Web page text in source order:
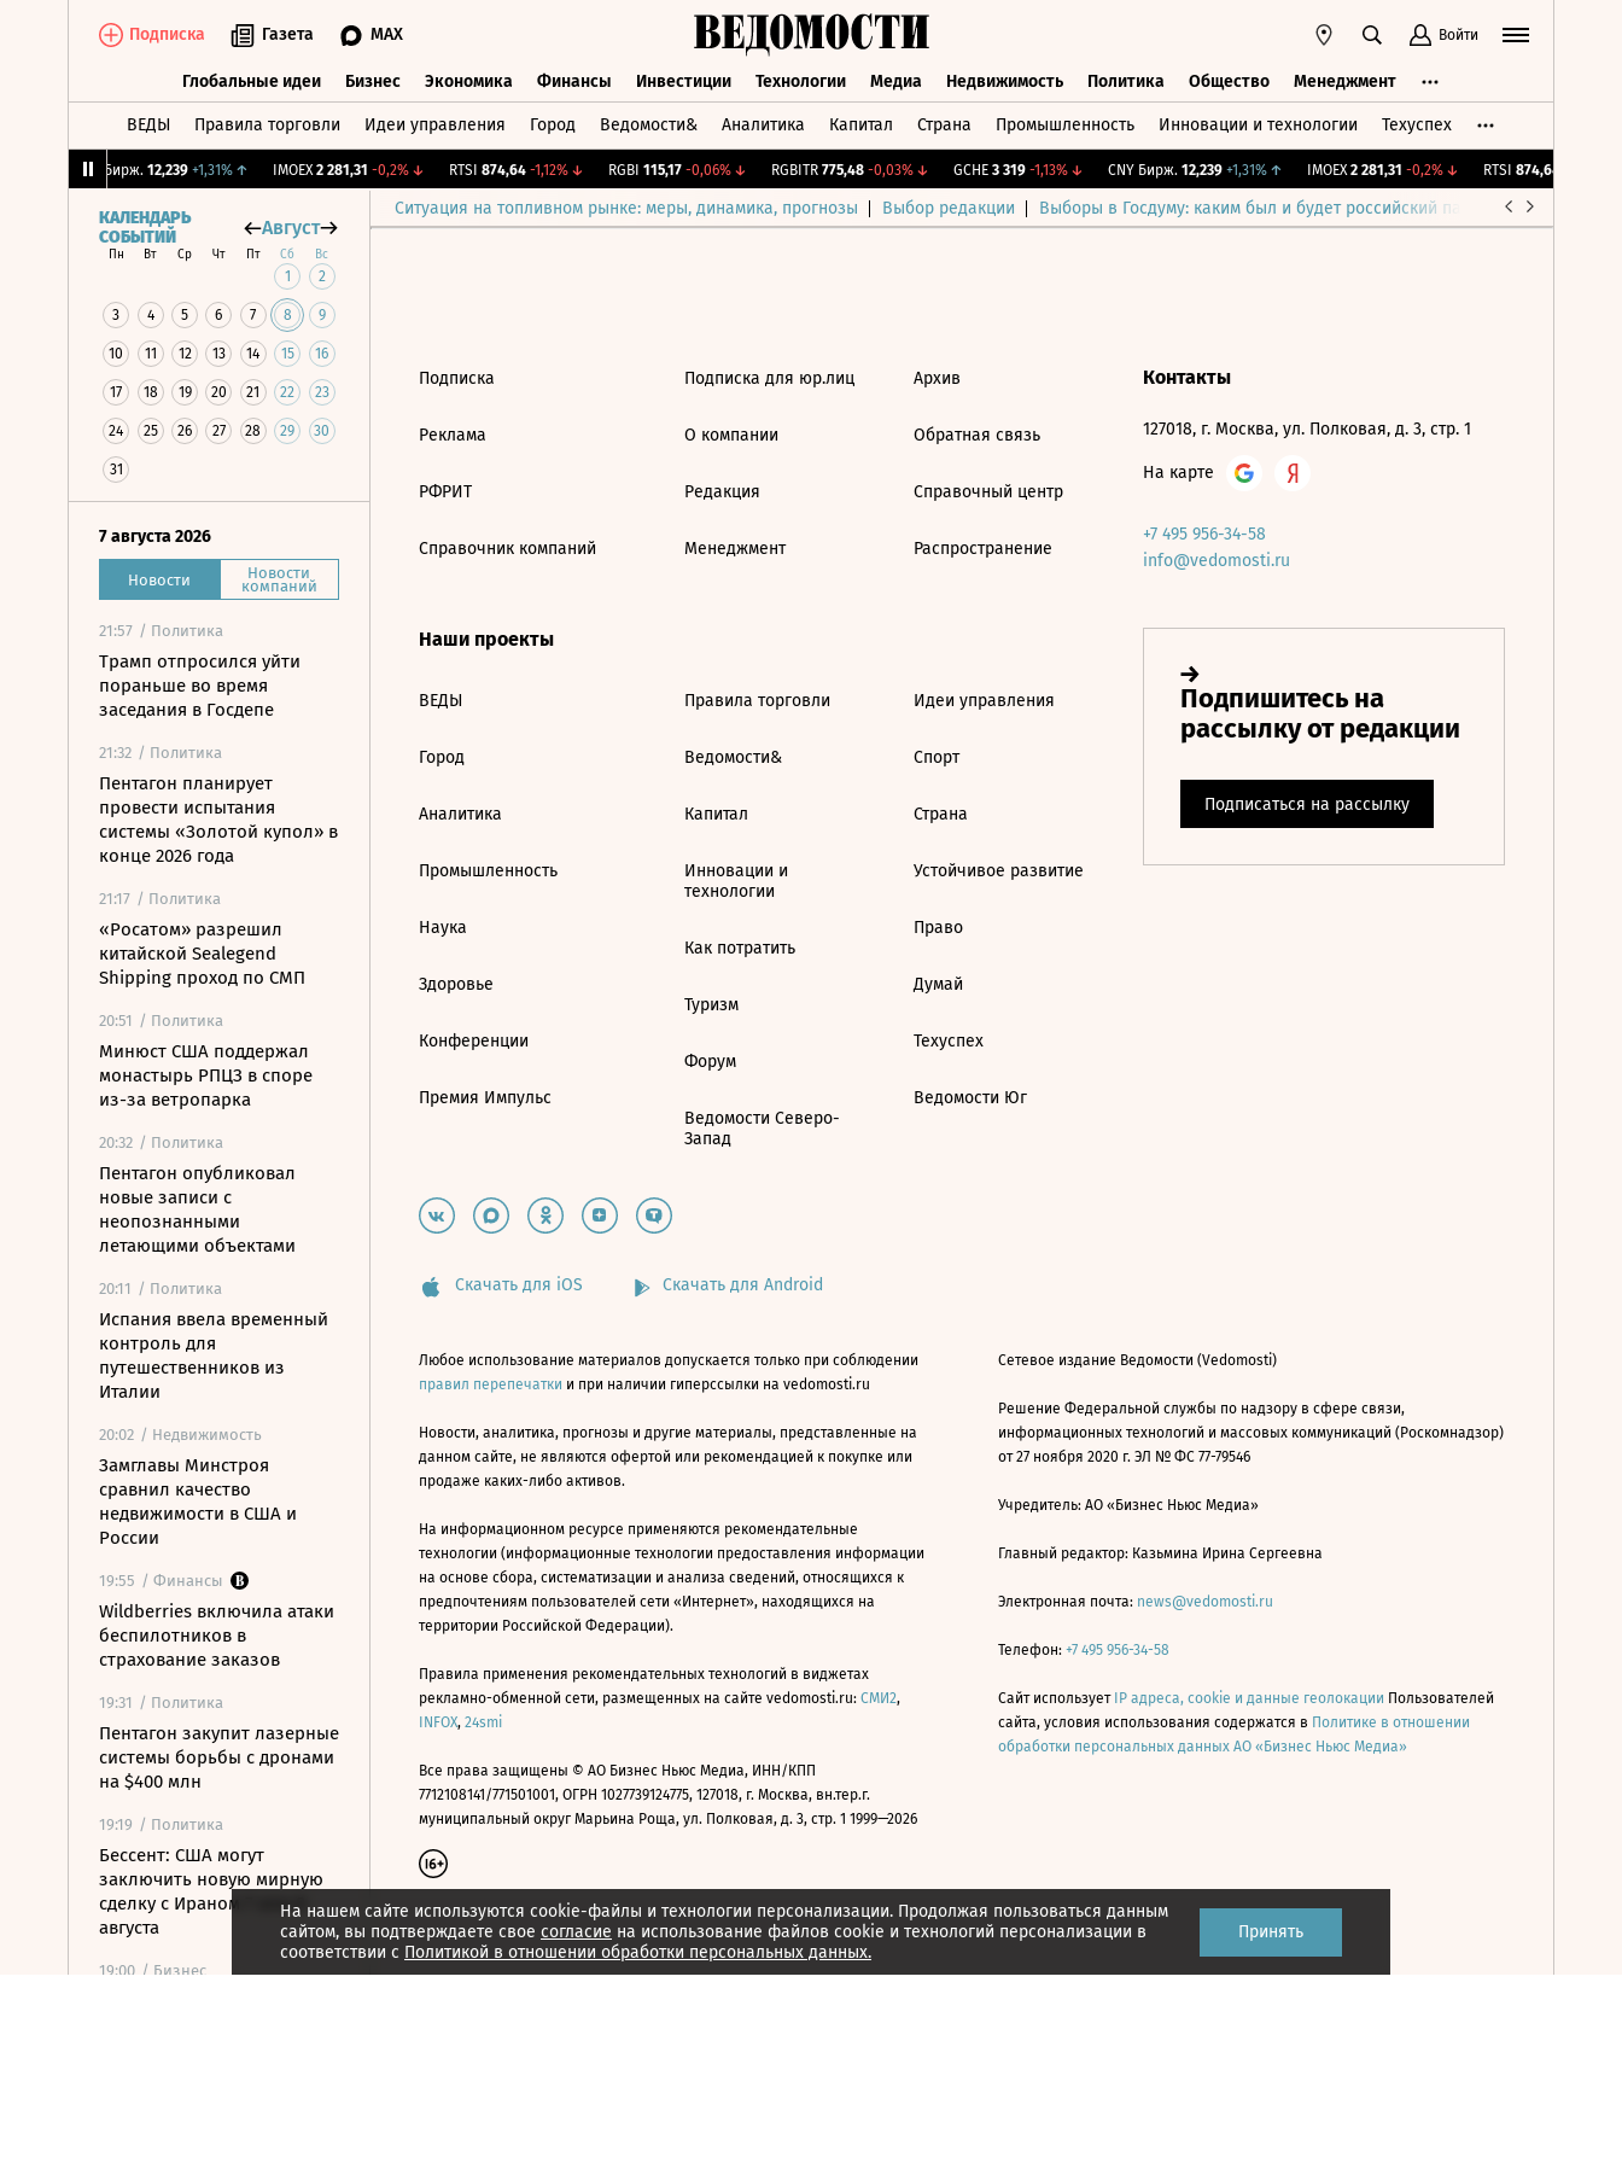
Подписка Газета MAX Войти
Глобальные идеи Бизнес Экономика Финансы Инвестиции Технологии Медиа Недвижимость Политика Общество Менеджмент
ВЕДЫ Правила торговли Идеи управления Город Ведомости& Аналитика Капитал Страна Промышленность Инновации и технологии Техуспех
CNY Бирж. 12,239 +1,31%↑ IMOEX 2 281,31 -0,2%↓ RTSI 874,64 -1,12%↓ RGBI 115,17 -0,06%↓ RGBITR 775,48 -0,03%↓ GCHE 3 319 -1,13%↓ CNY Бирж. 12,239 +1,31%↑ IMOEX 2 281,31 -0,2%↓ RTSI 874,64
Ситуация на топливном рынке: меры, динамика, прогнозы Выбор редакции Выборы в Госдуму: каким был и будет российский парламент
КАЛЕНДАРЬ
СОБЫТИЙ
Август
Пн Вт Ср Чт Пт Сб Вс
1 2
3 4 5 6 7 8 9
10 11 12 13 14 15 16
17 18 19 20 21 22 23
24 25 26 27 28 29 30
31
7 августа 2026
Новости Новости
компаний
21:57 / Политика
Трамп отпросился уйти
пораньше во время
заседания в Госдепе
21:32 / Политика
Пентагон планирует
провести испытания
системы «Золотой купол» в
конце 2026 года
21:17 / Политика
«Росатом» разрешил
китайской Sealegend
Shipping проход по СМП
20:51 / Политика
Минюст США поддержал
монастырь РПЦЗ в споре
из-за ветропарка
20:32 / Политика
Пентагон опубликовал
новые записи с
неопознанными
летающими объектами
20:11 / Политика
Испания ввела временный
контроль для
путешественников из
Италии
20:02 / Недвижимость
Замглавы Минстроя
сравнил качество
недвижимости в США и
России
19:55 / Финансы
Wildberries включила атаки
беспилотников в
страхование заказов
19:31 / Политика
Пентагон закупит лазерные
системы борьбы с дронами
на $400 млн
19:19 / Политика
Бессент: США могут
заключить новую мирную
сделку с Ираном 7 или 8
августа
19:00 / Бизнес
На нашем сайте используются cookie-файлы и технологии персонализации. Продолжая пользоваться данным
сайтом, вы подтверждаете свое согласие на использование файлов cookie и технологий персонализации в
соответствии с Политикой в отношении обработки персональных данных.
Принять
Подписка
Реклама
РФРИТ
Справочник компаний
Подписка для юр.лиц
О компании
Редакция
Менеджмент
Архив
Обратная связь
Справочный центр
Распространение
Наши проекты
ВЕДЫ
Город
Аналитика
Промышленность
Наука
Здоровье
Конференции
Премия Импульс
Правила торговли
Ведомости&
Капитал
Инновации и
технологии
Как потратить
Туризм
Форум
Ведомости Северо-
Запад
Идеи управления
Спорт
Страна
Устойчивое развитие
Право
Думай
Техуспех
Ведомости Юг
Контакты
127018, г. Москва, ул. Полковая, д. 3, стр. 1
На карте
+7 495 956-34-58
info@vedomosti.ru
Скачать для iOS Скачать для Android
Любое использование материалов допускается только при соблюдении
правил перепечатки и при наличии гиперссылки на vedomosti.ru
Новости, аналитика, прогнозы и другие материалы, представленные на
данном сайте, не являются офертой или рекомендацией к покупке или
продаже каких-либо активов.
На информационном ресурсе применяются рекомендательные
технологии (информационные технологии предоставления информации
на основе сбора, систематизации и анализа сведений, относящихся к
предпочтениям пользователей сети «Интернет», находящихся на
территории Российской Федерации).
Правила применения рекомендательных технологий в виджетах
рекламно-обменной сети, размещенных на сайте vedomosti.ru: СМИ2,
INFOX, 24smi
Все права защищены © АО Бизнес Ньюс Медиа, ИНН/КПП
7712108141/771501001, ОГРН 1027739124775, 127018, г. Москва, вн.тер.г.
муниципальный округ Марьина Роща, ул. Полковая, д. 3, стр. 1 1999—2026
Сетевое издание Ведомости (Vedomosti)
Решение Федеральной службы по надзору в сфере связи,
информационных технологий и массовых коммуникаций (Роскомнадзор)
от 27 ноября 2020 г. ЭЛ № ФС 77-79546
Учредитель: АО «Бизнес Ньюс Медиа»
Главный редактор: Казьмина Ирина Сергеевна
Электронная почта: news@vedomosti.ru
Телефон: +7 495 956-34-58
Сайт использует IP адреса, cookie и данные геолокации Пользователей
сайта, условия использования содержатся в Политике в отношении
обработки персональных данных АО «Бизнес Ньюс Медиа»